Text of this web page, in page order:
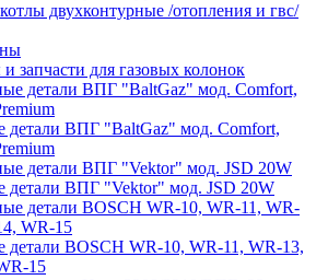
двухконтурные /отопления и гвс/
запчасти для газовых колонок
детали ВПГ "BaltGaz" мод. Comfort,
детали ВПГ "Vektor" мод. JSD 20W
детали BOSCH WR-10, WR-11, WR-13,
15